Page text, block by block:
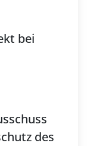
bei
des